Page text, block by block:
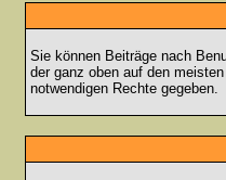
Sie können Beiträge nach
der ganz oben auf den
notwendigen Rechte gegeben.